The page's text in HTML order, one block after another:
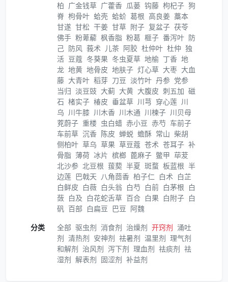
柏 广金钱草 广藿香 瓜蒌 钩藤 枸杞子 狗
脊 枸骨叶 蛤壳 蛤蚧 葛根 高良姜 藁本
甘遂 甘松 干姜 甘草 附子 复盆子 茯苓
佛手 粉萆薢 枫香脂 粉葛 榧子 番泻叶 防
己 防风 莪术 儿茶 阿胶 杜仲叶 杜仲 独
活 豆蔻 冬葵果 冬虫夏草 地榆 丁香 地
龙 地黄 地骨皮 地肤子 灯心草 大枣 大血
藤 大青叶 稻芽 刀豆 淡竹叶 丹参 党参
当归 淡豆豉 大蓟 大黄 大腹皮 刺五加 磁
石 楮实子 椿皮 垂盆草 川芎 穿心莲 川
乌 川牛膝 川木香 川木通 川楝子 川贝母
茺蔚子 重楼 虫白蜡 赤小豆 赤芍 车前子
车前草 沉香 陈皮 蝉蜕 蟾酥 常山 柴胡
侧柏叶 草乌 草果 草豆蔻 苍术 苍耳子 补
骨脂 薄荷 冰片 槟榔 蓖麻子 鳖甲 荜茇
北沙参 北豆根 菝葜 半夏 斑蝥 板蓝根 半
边莲 巴戟天 八角茴香 柏子仁 白术 白芷
白鲜皮 白薇 白头翁 白芍 白前 白茅根 白
蔹 白及 白花蛇舌草 百合 白果 白附子 白
矾 百部 白扁豆 巴豆 阿魏
分类
全部 驱虫剂 消食剂 治燥剂 开窍剂 涌吐
剂 清热剂 安神剂 祛暑剂 温里剂 理气剂
和解剂 治风剂 泻下剂 理血剂 祛痰剂 祛
湿剂 解表剂 固涩剂 补益剂